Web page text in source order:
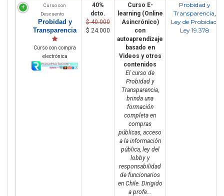
Curso con
Descuento
Probidad y
Transparencia
Curso con compra
electrónica
40%
dcto.
$ 40.000
$ 24.000
Curso E-
learning (Online
Asincrónico)
con
autoaprendizaje
basado en
Videos y otros
contenidos
El curso de
Probidad y
Transparencia,
brinda una
formación
completa en
compras
públicas, acceso
a la información
pública, ley del
lobby y
responsabilidad
de funcionarios
en Chile. Dirigido
a profe...
Probidad y
Transparencia,
Ley de Probidad
Ley 19.378